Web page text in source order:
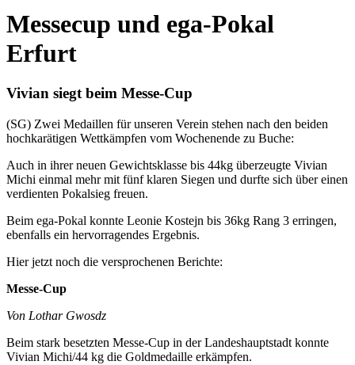
Messecup und ega-Pokal
Erfurt
Vivian siegt beim Messe-Cup
(SG) Zwei Medaillen für unseren Verein stehen nach den beiden
hochkarätigen Wettkämpfen vom Wochenende zu Buche:
Auch in ihrer neuen Gewichtsklasse bis 44kg überzeugte Vivian
Michi einmal mehr mit fünf klaren Siegen und durfte sich über einen
verdienten Pokalsieg freuen.
Beim ega-Pokal konnte Leonie Kostejn bis 36kg Rang 3 erringen,
ebenfalls ein hervorragendes Ergebnis.
Hier jetzt noch die versprochenen Berichte:
Messe-Cup
Von Lothar Gwosdz
Beim stark besetzten Messe-Cup in der Landeshauptstadt konnte
Vivian Michi/44 kg die Goldmedaille erkämpfen.